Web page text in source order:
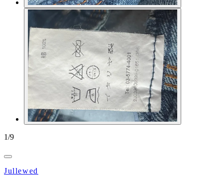
1/9
Jullewed